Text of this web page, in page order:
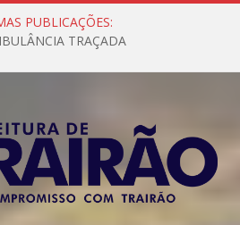
PUBLICAÇÕES:
TRAÇADA